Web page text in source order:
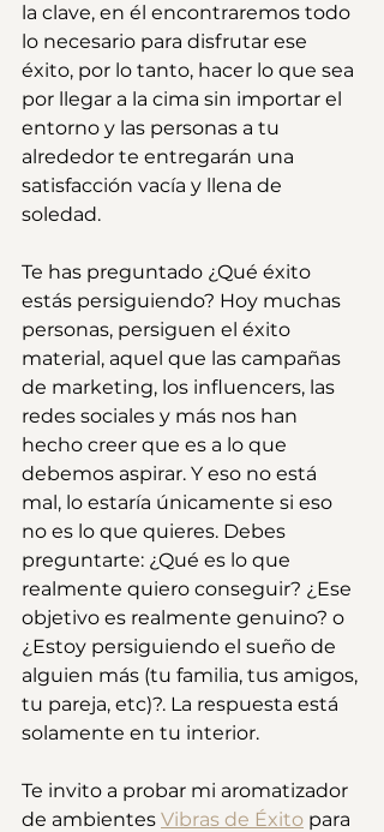
la clave, en él encontraremos todo
lo necesario para disfrutar ese
éxito, por lo tanto, hacer lo que sea
por llegar a la cima sin importar el
entorno y las personas a tu
alrededor te entregarán una
satisfacción vacía y llena de
soledad.
Te has preguntado ¿Qué éxito
estás persiguiendo? Hoy muchas
personas, persiguen el éxito
material, aquel que las campañas
de marketing, los influencers, las
redes sociales y más nos han
hecho creer que es a lo que
debemos aspirar. Y eso no está
mal, lo estaría únicamente si eso
no es lo que quieres. Debes
preguntarte: ¿Qué es lo que
realmente quiero conseguir? ¿Ese
objetivo es realmente genuino? o
¿Estoy persiguiendo el sueño de
alguien más (tu familia, tus amigos,
tu pareja, etc)?. La respuesta está
solamente en tu interior.
Te invito a probar mi aromatizador
de ambientes Vibras de Éxito para